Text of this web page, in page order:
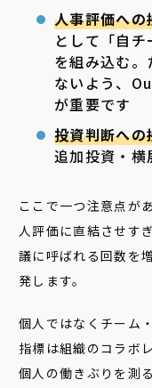
人事評価への
として「自チ
を組み込む。
ないよう、
が重要です
投資判断への
追加投資・横
ここで一つ注意点が
人評価に直結させす
議に呼ばれる回数を
発します。
個人ではなくチーム
指標は組織のコラボ
個人の働きぶりを測